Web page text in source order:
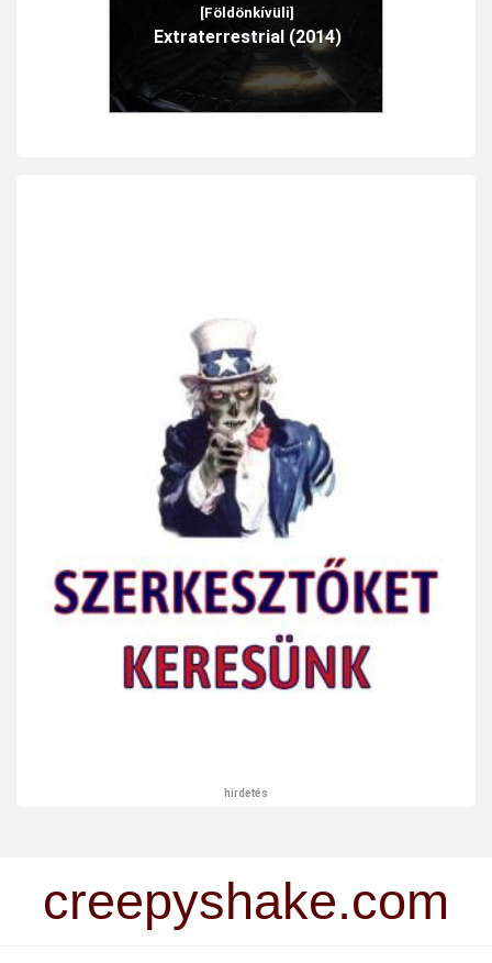
[Földönkívüli]
Extraterrestrial (2014)
hirdetés
creepyshake.com